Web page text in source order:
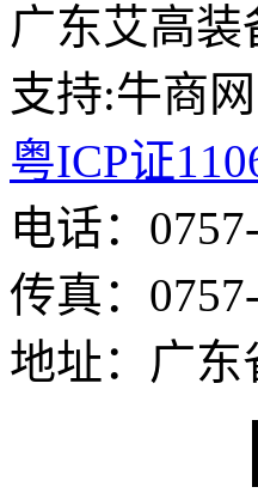
广东艾高
支持:牛商网
粤ICP证
电话：
传真：
地址：广